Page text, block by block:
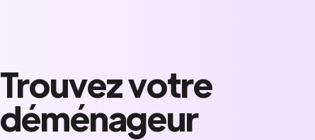
Trouvezvotre
déménageur